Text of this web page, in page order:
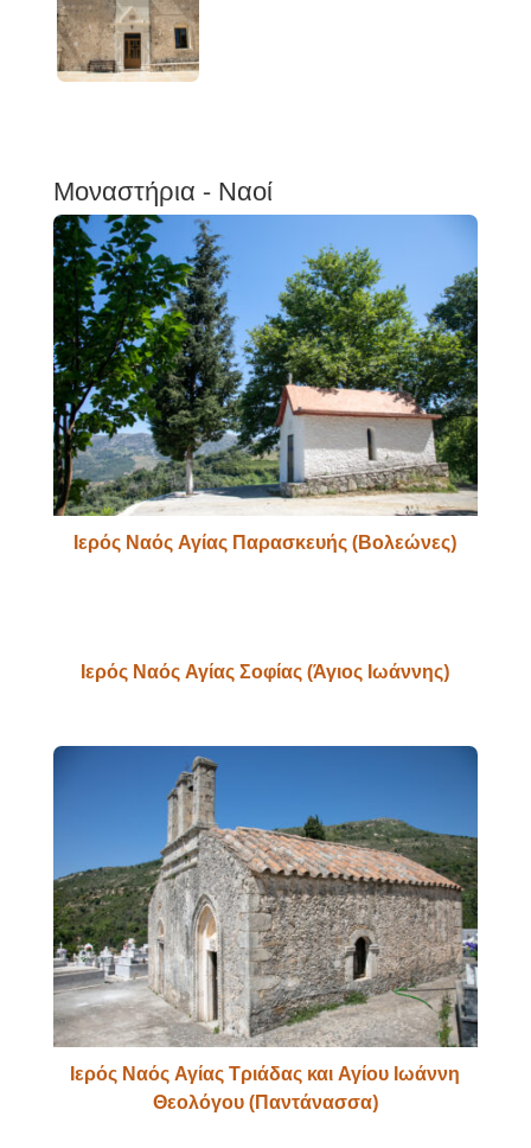
Μοναστήρια - Ναοί
Ιερός Ναός Αγίας Παρασκευής (Βολεώνες)
Ιερός Ναός Αγίας Σοφίας (Άγιος Ιωάννης)
Ιερός Ναός Αγίας Τριάδας και Αγίου Ιωάννη
Θεολόγου (Παντάνασσα)